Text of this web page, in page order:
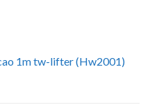
1m tw-lifter (Hw2001)